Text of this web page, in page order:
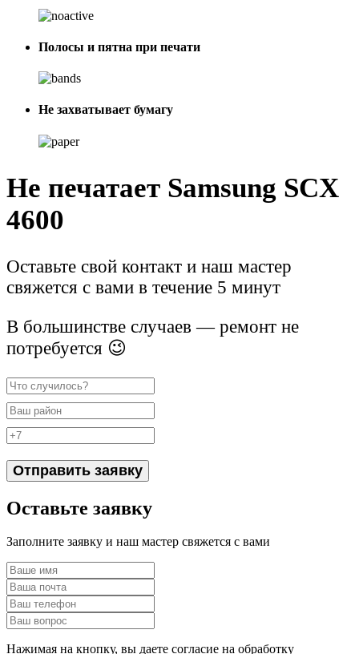
Полосы и пятна при печати
Не захватывает бумагу
Не печатает Samsung SCX
4600
Оставьте свой контакт и наш мастер
свяжется с вами в течение 5 минут
В большинстве случаев — ремонт не
потребуется 😉
Отправить заявку
Оставьте заявку
Заполните заявку и наш мастер свяжется с вами
Нажимая на кнопку, вы даете согласие на обработку